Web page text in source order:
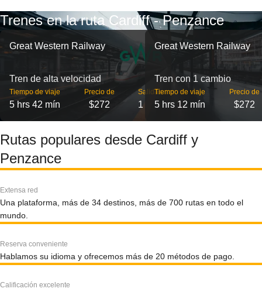
Trenes en la ruta Cardiff - Penzance
Great Western Railway
Tren de alta velocidad
Tiempo de viaje
5 hrs 42 mín
Precio de
$272
Salidas
1
Great Western Railway
Tren con 1 cambio
Tiempo de viaje
5 hrs 12 mín
Precio de
$272
Rutas populares desde Cardiff y
Penzance
Extensa red
Una plataforma, más de 34 destinos, más de 700 rutas en todo el
mundo.
Reserva conveniente
Hablamos su idioma y ofrecemos más de 20 métodos de pago.
Calificación excelente